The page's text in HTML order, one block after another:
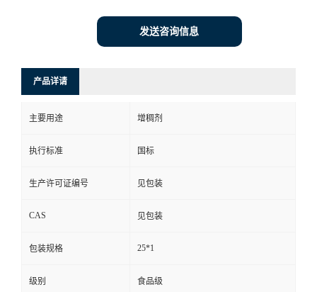
发送咨询信息
产品详请
主要用途 增稠剂
执行标准 国标
生产许可证编号 见包装
CAS 见包装
包装规格 25*1
级别 食品级